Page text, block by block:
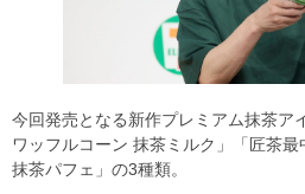
今回発売となる新作プレミアム抹茶ア
ワッフルコーン 抹茶ミルク」「匠茶
抹茶パフェ」の3種類。